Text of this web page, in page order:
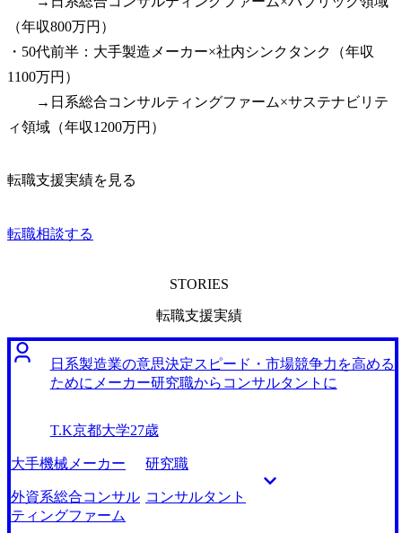
（年収800万円）
・50代前半：大手製造メーカー×社内シンクタンク（年収
1100万円）
→日系総合コンサルティングファーム×サステナビリテ
ィ領域（年収1200万円）
転職支援実績を見る
転職相談する
STORIES
転職支援実績
日系製造業の意思決定スピード・市場競争力を高める
ためにメーカー研究職からコンサルタントに
T.K京都大学27歳
大手機械メーカー 研究職
外資系総合コンサル
ティングファーム
コンサルタント